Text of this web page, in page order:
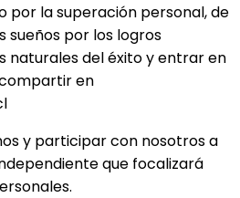
por la superación personal, de
sueños por los logros
naturales del éxito y entrar en
en
y participar con nosotros a
que focalizará